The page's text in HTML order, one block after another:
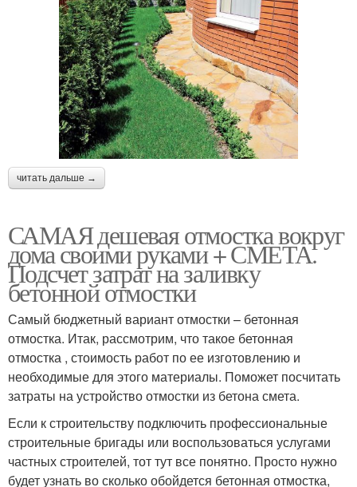
читать дальше →
САМАЯ дешевая отмостка вокруг
дома своими руками + СМЕТА.
Подсчет затрат на заливку
бетонной отмостки
Самый бюджетный вариант отмостки – бетонная
отмостка. Итак, рассмотрим, что такое бетонная
отмостка , стоимость работ по ее изготовлению и
необходимые для этого материалы. Поможет посчитать
затраты на устройство отмостки из бетона смета.
Если к строительству подключить профессиональные
строительные бригады или воспользоваться услугами
частных строителей, тот тут все понятно. Просто нужно
будет узнать во сколько обойдется бетонная отмостка,